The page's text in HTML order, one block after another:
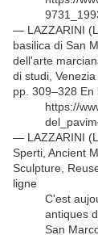
— LAZZARINI
basilica di San
dell'arte
di studi,
pp. 309–328 En
https://
— LAZZARINI
Sperti, Ancient
Sculpture,
ligne
C'est
antiques
San